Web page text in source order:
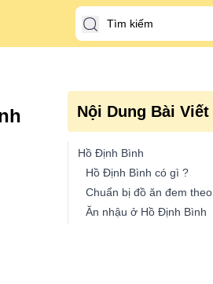
Nội Dung Bài Viết
Hồ Định Bình
Hồ Định Bình có gì ?
Chuẩn bị đồ ăn đem theo
Ăn nhậu ở Hồ Định Bình